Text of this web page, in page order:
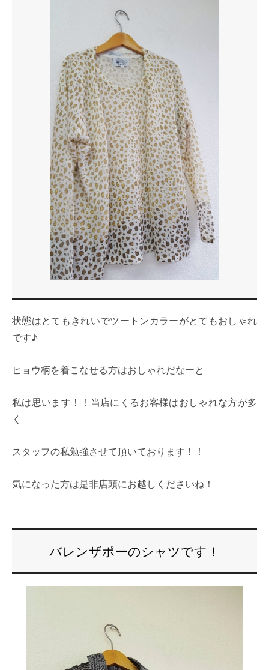
状態はとてもきれいでツートンカラーがとてもおしゃれ
です♪
ヒョウ柄を着こなせる方はおしゃれだなーと
私は思います！！当店にくるお客様はおしゃれな方が多
く
スタッフの私勉強させて頂いております！！
気になった方は是非店頭にお越しくださいね！
バレンザポーのシャツです！